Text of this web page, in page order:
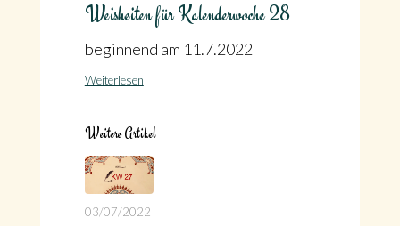
Weisheiten für Kalenderwoche 28
beginnend am 11.7.2022
Weiterlesen
Weitere Artikel
03/07/2022